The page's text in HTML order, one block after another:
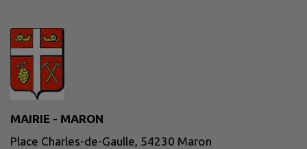
MAIRIE - MARON
Place Charles-de-Gaulle, 54230 Maron